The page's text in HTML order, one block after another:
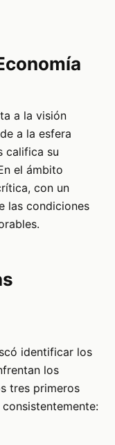
a la visión
a la esfera
califica su
el ámbito
con un
las condiciones
identificar los
los
tres primeros